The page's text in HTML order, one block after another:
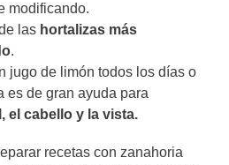
modificando.
las hortalizas más
.
jugo de limón todos los días o
es de gran ayuda para
el cabello y la vista.
recetas con zanahoria